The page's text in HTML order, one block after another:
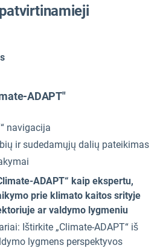
ADAPT"
navigacija
ir sudedamųjų dalių pateikimas
ADAPT“ kaip ekspertu,
prie klimato kaitos srityje
ar valdymo lygmeniu
Ištirkite „Climate-ADAPT“ iš
lygmens perspektyvos